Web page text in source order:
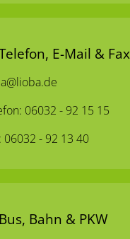
E-Mail & Fax
06032 - 92 15 15
06032 - 92 13 40
Bahn & PKW